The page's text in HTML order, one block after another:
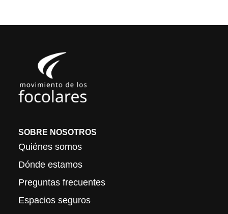
SOBRE NOSOTROS
Quiénes somos
Dónde estamos
Preguntas frecuentes
Espacios seguros